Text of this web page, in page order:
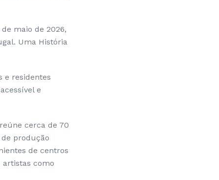
maio de 2026,
Uma História
e residentes
e
cerca de 70
produção
de centros
artistas como